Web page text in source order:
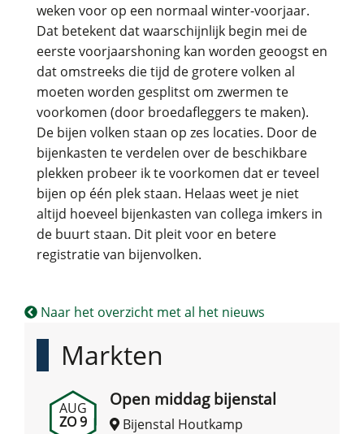
weken voor op een normaal winter-voorjaar.
Dat betekent dat waarschijnlijk begin mei de
eerste voorjaarshoning kan worden geoogst en
dat omstreeks die tijd de grotere volken al
moeten worden gesplitst om zwermen te
voorkomen (door broedafleggers te maken).
De bijen volken staan op zes locaties. Door de
bijenkasten te verdelen over de beschikbare
plekken probeer ik te voorkomen dat er teveel
bijen op één plek staan. Helaas weet je niet
altijd hoeveel bijenkasten van collega imkers in
de buurt staan. Dit pleit voor en betere
registratie van bijenvolken.
Naar het overzicht met al het nieuws
Markten
AUG
ZO 9
Open middag bijenstal
Bijenstal Houtkamp